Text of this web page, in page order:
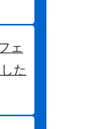
ェ
た